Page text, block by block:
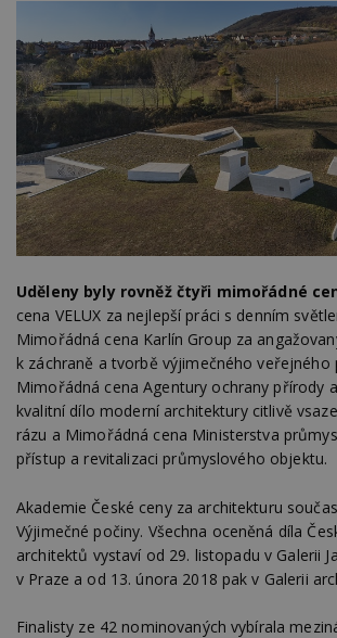
Uděleny byly rovněž čtyři mimořádné
cena VELUX za nejlepší práci s denním
Mimořádná cena Karlín Group za
k záchraně a tvorbě výjimečného veřejného
Mimořádná cena Agentury ochrany přírody
kvalitní dílo moderní architektury citlivě
rázu a Mimořádná cena Ministerstva
přístup a revitalizaci průmyslového objektu.
Akademie České ceny za architekturu
Výjimečné počiny. Všechna oceněná díla
architektů vystaví od 29. listopadu v Galerii
v Praze a od 13. února 2018 pak v Galerii
Finalisty ze 42 nominovaných vybírala